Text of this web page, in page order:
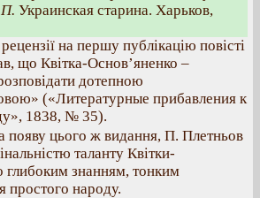
Украинская старина. Харьков,
на першу публікацію повісті
що Квітка-Основ’яненко –
дотепною
(«Литературные прибавления к
1838, № 35).
появу цього ж видання, П. Плетньов
таланту Квітки-
глибоким знанням, тонким
простого народу.